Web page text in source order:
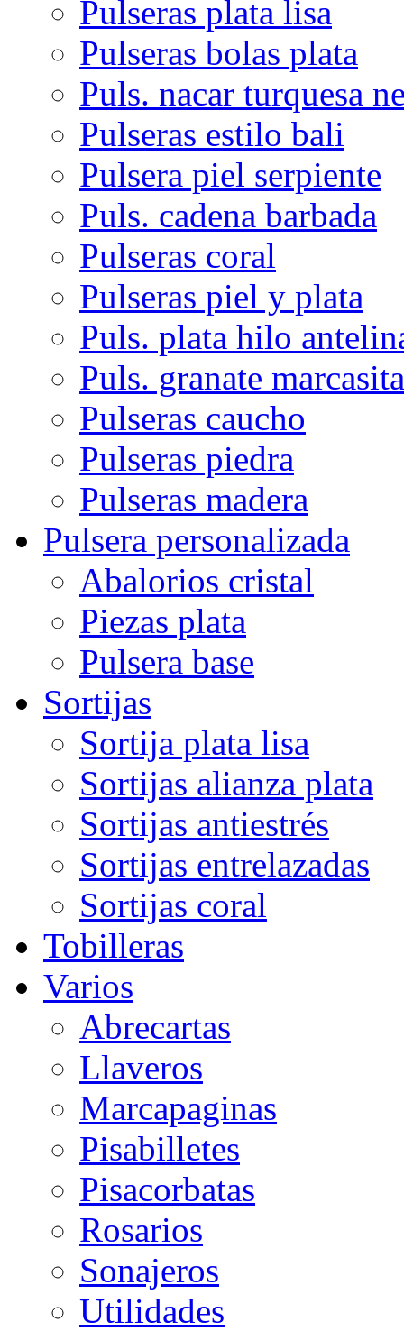
Pulseras plata lisa
Pulseras bolas plata
Puls. nacar turquesa
Pulseras estilo bali
Pulsera piel serpiente
Puls. cadena barbada
Pulseras coral
Pulseras piel y plata
Puls. plata hilo
Puls. granate marcasita
Pulseras caucho
Pulseras piedra
Pulseras madera
Pulsera personalizada
Abalorios cristal
Piezas plata
Pulsera base
Sortijas
Sortija plata lisa
Sortijas alianza plata
Sortijas antiestrés
Sortijas entrelazadas
Sortijas coral
Tobilleras
Varios
Abrecartas
Llaveros
Marcapaginas
Pisabilletes
Pisacorbatas
Rosarios
Sonajeros
Utilidades